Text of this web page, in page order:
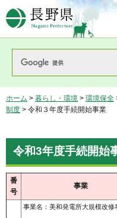
長野県
ホーム > 暮らし・環境 > 環境保全
制度 > 令和３年度手続開始事業
令和3年度手続開始
番
号
事業
事業名：美和発電所大規模改修